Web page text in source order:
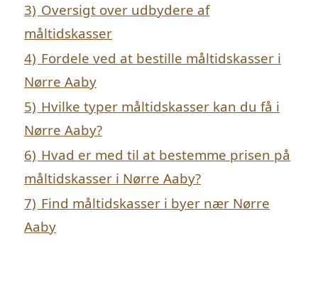
3) Oversigt over udbydere af
måltidskasser
4) Fordele ved at bestille måltidskasser i
Nørre Aaby
5) Hvilke typer måltidskasser kan du få i
Nørre Aaby?
6) Hvad er med til at bestemme prisen på
måltidskasser i Nørre Aaby?
7) Find måltidskasser i byer nær Nørre
Aaby